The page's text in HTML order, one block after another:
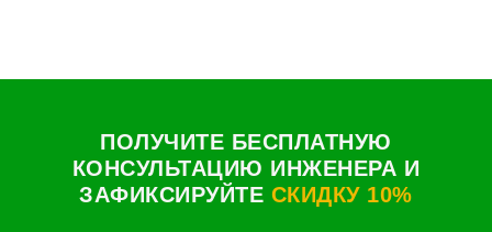
ПОЛУЧИТЕ БЕСПЛАТНУЮ
КОНСУЛЬТАЦИЮ ИНЖЕНЕРА И
ЗАФИКСИРУЙТЕ СКИДКУ 10%